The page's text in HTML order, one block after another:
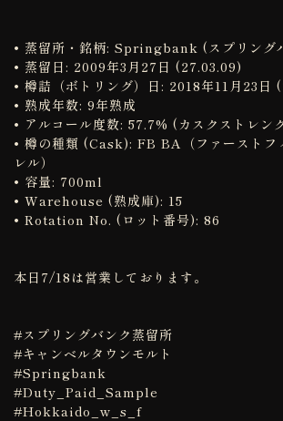
• 蒸留所・銘柄: Springbank (スプリング
• 蒸留日: 2009年3月27日 (27.03.09)
• 樽詰（ボトリング）日: 2018年11月23日
• 熟成年数: 9年熟成
• アルコール度数: 57.7% (カスクストレン
• 樽の種類 (Cask): FB BA（ファーストフ
レル）
• 容量: 700ml
• Warehouse (熟成庫): 15
• Rotation No. (ロット番号): 86
本日7/18は営業しております。
#スプリングバンク蒸留所
#キャンベルタウンモルト
#Springbank
#Duty_Paid_Sample
#Hokkaido_w_s_f